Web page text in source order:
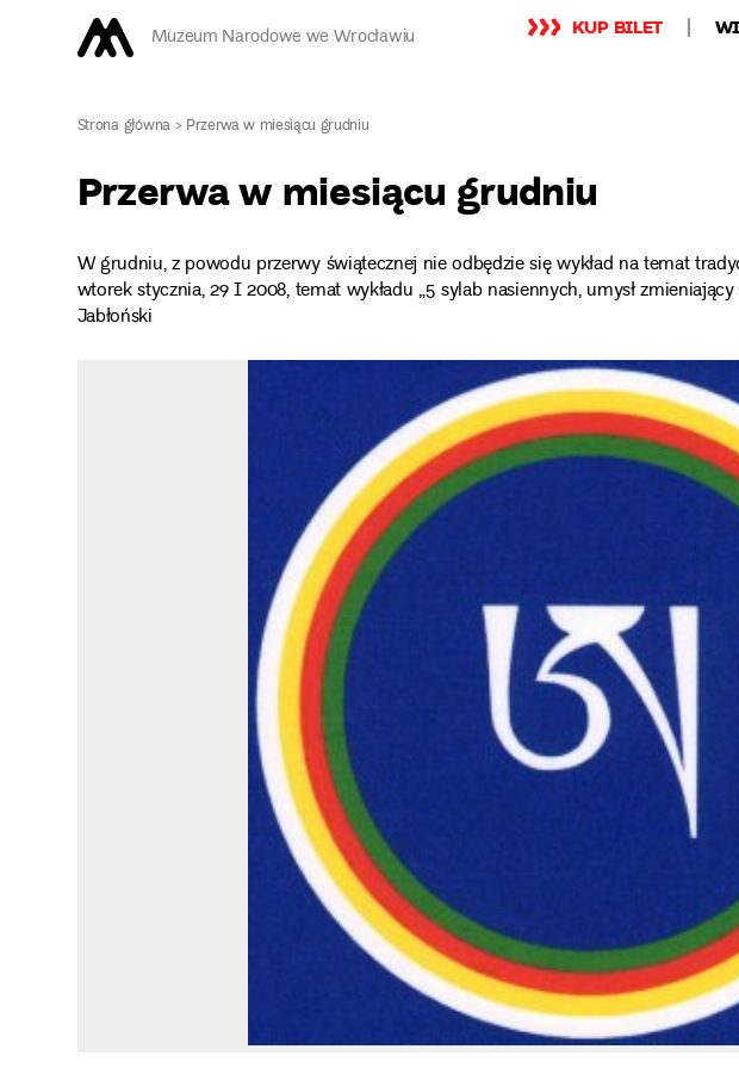
Muzeum Narodowe we Wrocławiu KUP BILET
Strona główna>Przerwa w miesiącu grudniu
Przerwa w miesiącu grudniu
W grudniu, z powodu przerwy świątecznej nie odbędzie się wykład na temat
wtorek stycznia, 29 I 2008, temat wykładu „5 sylab nasiennych, umysł
Jabłoński